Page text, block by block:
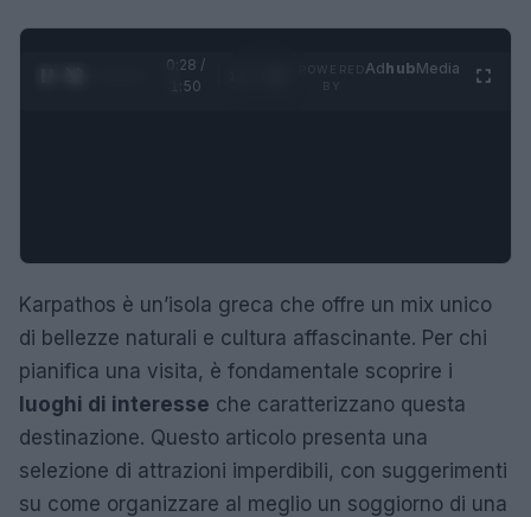
0:29 /
1:50
AdhubMedia
Karpathos è un’isola greca che offre un mix unico
di bellezze naturali e cultura affascinante. Per chi
pianifica una visita, è fondamentale scoprire i
luoghi di interesse che caratterizzano questa
destinazione. Questo articolo presenta una
selezione di attrazioni imperdibili, con suggerimenti
su come organizzare al meglio un soggiorno di una